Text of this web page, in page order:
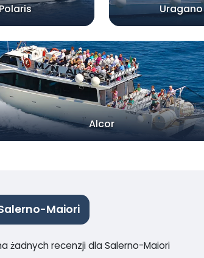
Alcor
Maiori
żadnych recenzji dla Salerno-Maiori